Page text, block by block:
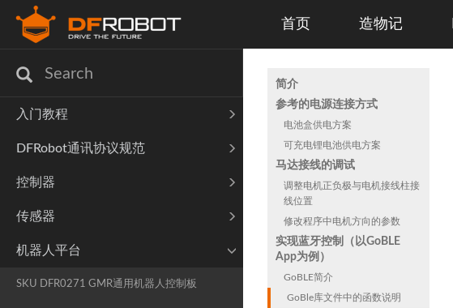
首页 造物记
入门教程
DFRobot通讯协议规范
控制器
传感器
机器人平台
SKU DFR0271 GMR通用机器人控制板
简介
参考的电源连接方式
电池盒供电方案
可充电锂电池供电方案
马达接线的调试
调整电机正负极与电机接线柱接
线位置
修改程序中电机方向的参数
实现蓝牙控制（以GoBLE
App为例）
GoBLE简介
GoBle库文件中的函数说明